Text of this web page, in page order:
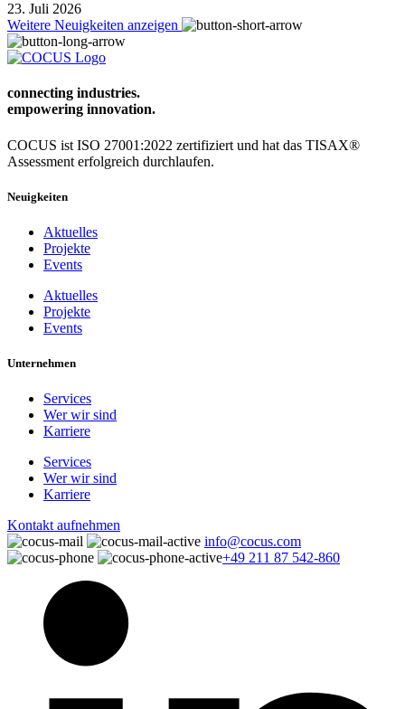
23. Juli 2026
Weitere Neuigkeiten anzeigen
connecting industries.
empowering innovation.
COCUS ist ISO 27001:2022 zertifiziert und hat das TISAX®
Assessment erfolgreich durchlaufen.
Neuigkeiten
Aktuelles
Projekte
Events
Aktuelles
Projekte
Events
Unternehmen
Services
Wer wir sind
Karriere
Services
Wer wir sind
Karriere
Kontakt aufnehmen
info@cocus.com
+49 211 87 542-860